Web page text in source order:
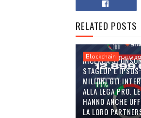
RELATED POSTS
Blockchain
RICERCA
STAGEUP E
MILIONI GLI
ALLA LEGA PRO.
HANNO ANCHE
LA LORO